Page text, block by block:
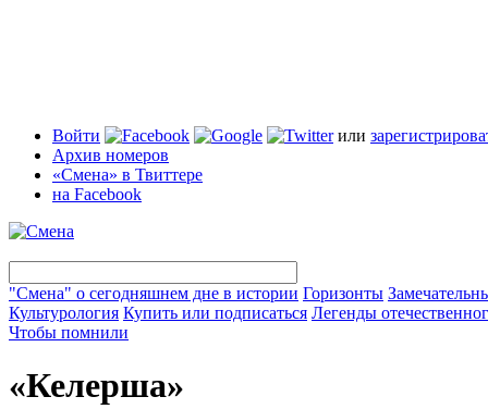
Войти или
Архив номеров
«Смена» в Твиттере
на Facebook
"Смена" о сегодняшнем дне в истории Горизонты
Культурология Купить или подписаться Легенды
Чтобы помнили
«Келерша»